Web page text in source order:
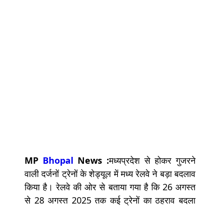
MP Bhopal News :मध्यप्रदेश से होकर गुजरने
वाली दर्जनों ट्रेनों के शेड्यूल में मध्य रेलवे ने बड़ा बदलाव
किया है। रेलवे की ओर से बताया गया है कि 26 अगस्त
से 28 अगस्त 2025 तक कई ट्रेनों का ठहराव बदला